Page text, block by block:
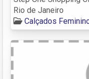
Rio de Janeiro
Calçados